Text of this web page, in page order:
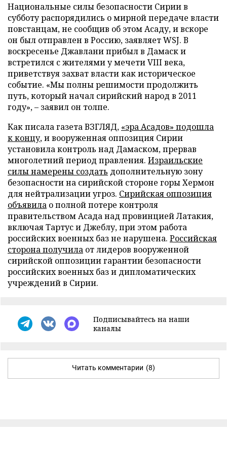
Национальные силы безопасности Сирии в
субботу распорядились о мирной передаче власти
повстанцам, не сообщив об этом Асаду, и вскоре
он был отправлен в Россию, заявляет WSJ. В
воскресенье Джавлани прибыл в Дамаск и
встретился с жителями у мечети VIII века,
приветствуя захват власти как историческое
событие. «Мы полны решимости продолжить
путь, который начал сирийский народ в 2011
году», – заявил он толпе.
Как писала газета ВЗГЛЯД, «эра Асадов» подошла
к концу, и вооруженная оппозиция Сирии
установила контроль над Дамаском, прервав
многолетний период правления. Израильские
силы намерены создать дополнительную зону
безопасности на сирийской стороне горы Хермон
для нейтрализации угроз. Сирийская оппозиция
объявила о полной потере контроля
правительством Асада над провинцией Латакия,
включая Тартус и Джеблу, при этом работа
российских военных баз не нарушена. Российская
сторона получила от лидеров вооруженной
сирийской оппозиции гарантии безопасности
российских военных баз и дипломатических
учреждений в Сирии.
Подписывайтесь на наши
каналы
Читать комментарии (8)